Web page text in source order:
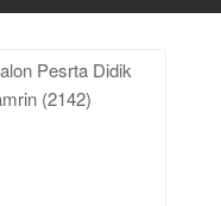
Pesrta Didik
(2142)